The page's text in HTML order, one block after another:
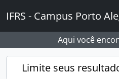
IFRS - Campus Porto
Aqui você
Limite seus